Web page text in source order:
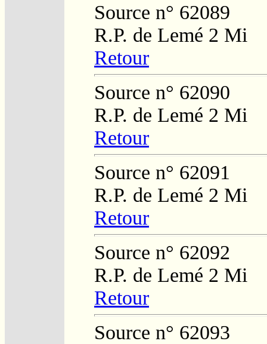
Source n° 62089
R.P. de Lemé 2 Mi
Retour
Source n° 62090
R.P. de Lemé 2 Mi
Retour
Source n° 62091
R.P. de Lemé 2 Mi
Retour
Source n° 62092
R.P. de Lemé 2 Mi
Retour
Source n° 62093